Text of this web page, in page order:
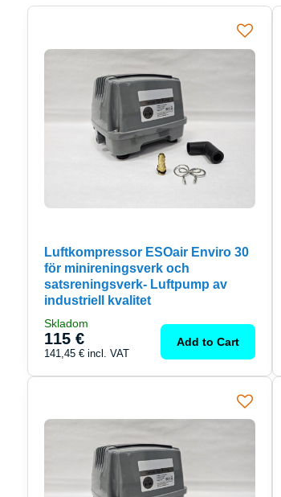
Luftkompressor ESOair Enviro 30
för minireningsverk och
satsreningsverk- Luftpump av
industriell kvalitet
Skladom
115 €
141,45 € incl. VAT
Add to Cart